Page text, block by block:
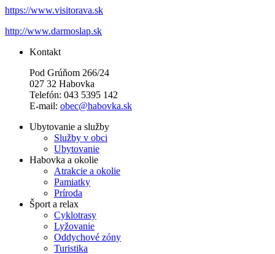
https://www.visitorava.sk
http://www.darmoslap.sk
Kontakt
Pod Grúňom 266/24
027 32 Habovka
Telefón: 043 5395 142
E-mail: obec@habovka.sk
Ubytovanie a služby
Služby v obci
Ubytovanie
Habovka a okolie
Atrakcie a okolie
Pamiatky
Príroda
Šport a relax
Cyklotrasy
Lyžovanie
Oddychové zóny
Turistika